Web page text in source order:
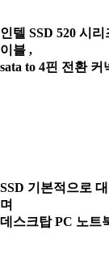
인텔 SSD 520 시
이블 ,
sata to 4핀 전환
SSD 기본적으로
며
데스크탑 PC 노트